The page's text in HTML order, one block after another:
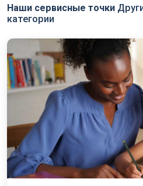
Наши сервисные точки
категории